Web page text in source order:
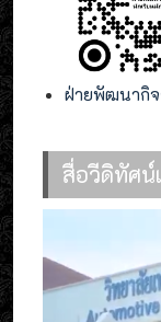
ฝ่ายพัฒนากิ
สื่อวีดิทัศน์